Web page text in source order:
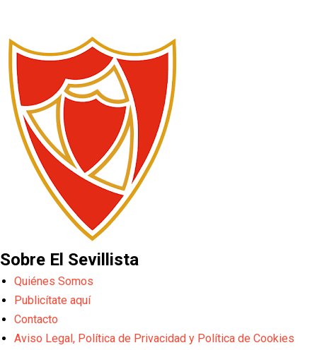
Sobre El Sevillista
Quiénes Somos
Publicítate aquí
Contacto
Aviso Legal, Política de Privacidad y Política de Cookies